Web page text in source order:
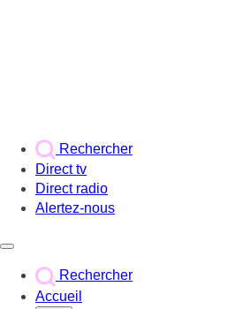
Rechercher
Direct tv
Direct radio
Alertez-nous
Rechercher
Accueil